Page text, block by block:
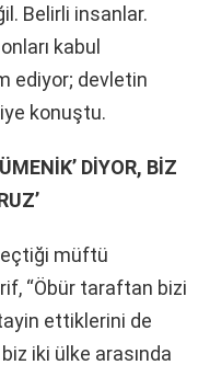
Belirli insanlar.
kabul
ediyor; devletin
konuştu.
DİYOR, BİZ
müftü
“Öbür taraftan bizi
ettiklerini de
iki ülke arasında